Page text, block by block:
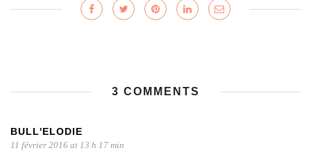
3 COMMENTS
BULL'ELODIE
11 février 2016 at 13 h 17 min